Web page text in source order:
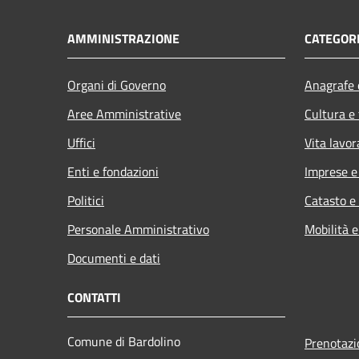
AMMINISTRAZIONE
Organi di Governo
Aree Amministrative
Uffici
Enti e fondazioni
Politici
Personale Amministrativo
Documenti e dati
Cultura
Vita
Imprese
Catasto
Mobilità
CONTATTI
Comune di Bardolino